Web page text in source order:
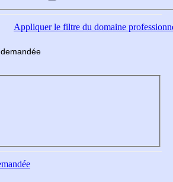
Appliquerle filtre du domaine
demandée